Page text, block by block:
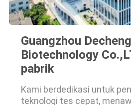
Guangzhou Decheng
Biotechnology
pabrik
Kami berdedikasi untuk
teknologi tes cepat,